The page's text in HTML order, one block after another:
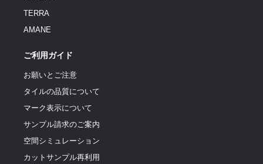
TERRA
AMANE
ご利用ガイド
お願いとご注意
タイルの品質について
マーク表示について
サンプル請求のご案内
空間シミュレーション
カットサンプル再利用